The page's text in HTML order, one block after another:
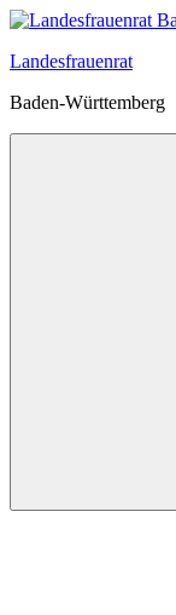
Zum
springen
Landesfrauenrat
Baden-Württemberg